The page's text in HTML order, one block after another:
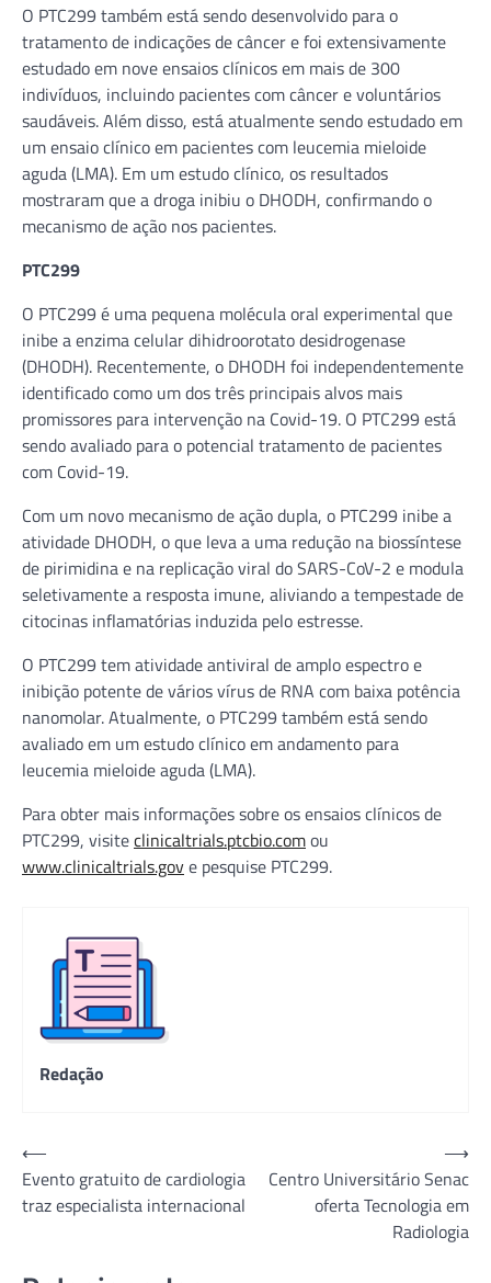
O PTC299 também está sendo desenvolvido para o
tratamento de indicações de câncer e foi extensivamente
estudado em nove ensaios clínicos em mais de 300
indivíduos, incluindo pacientes com câncer e voluntários
saudáveis. Além disso, está atualmente sendo estudado em
um ensaio clínico em pacientes com leucemia mieloide
aguda (LMA). Em um estudo clínico, os resultados
mostraram que a droga inibiu o DHODH, confirmando o
mecanismo de ação nos pacientes.
PTC299
O PTC299 é uma pequena molécula oral experimental que
inibe a enzima celular dihidroorotato desidrogenase
(DHODH). Recentemente, o DHODH foi independentemente
identificado como um dos três principais alvos mais
promissores para intervenção na Covid-19. O PTC299 está
sendo avaliado para o potencial tratamento de pacientes
com Covid-19.
Com um novo mecanismo de ação dupla, o PTC299 inibe a
atividade DHODH, o que leva a uma redução na biossíntese
de pirimidina e na replicação viral do SARS-CoV-2 e modula
seletivamente a resposta imune, aliviando a tempestade de
citocinas inflamatórias induzida pelo estresse.
O PTC299 tem atividade antiviral de amplo espectro e
inibição potente de vários vírus de RNA com baixa potência
nanomolar. Atualmente, o PTC299 também está sendo
avaliado em um estudo clínico em andamento para
leucemia mieloide aguda (LMA).
Para obter mais informações sobre os ensaios clínicos de
PTC299, visiteclinicaltrials.ptcbio.comou
www.clinicaltrials.gove pesquise PTC299.
Redação
Navegação
de
Post
⟵
Evento gratuito de cardiologia
traz especialista internacional
Centro Universitário Senac
oferta Tecnologia em
Radiologia
⟶